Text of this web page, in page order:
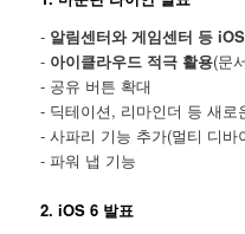
- 알림센터와 게임센터 등
- 아이클라우드 적극 활용(문
- 공유 버튼 확대
- 딕테이션, 리마인더 등 새로
- 사파리 기능 추가(멀티 디바
- 파워 냅 기능
2. iOS 6 발표